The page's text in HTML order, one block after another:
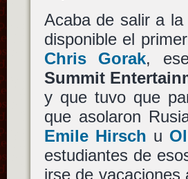
Acaba de salir a
disponible el
Chris Gorak,
Summit
y que tuvo que
que asolaron
Emile Hirsch u
estudiantes de
irse de